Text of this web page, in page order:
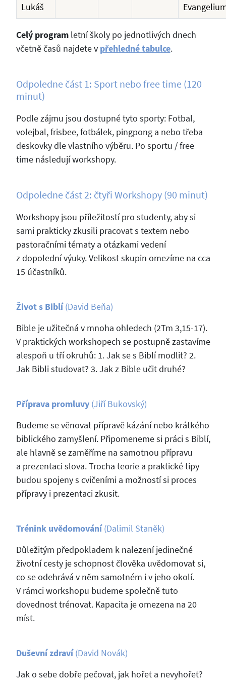
Lukáš
Celý programletní školy po jednotlivých dnech
včetně časů najdete v přehledné tabulce.
Odpoledne část 1: Sport nebo free time (120
minut)
Podle zájmu jsou dostupné tyto sporty: Fotbal,
volejbal, frisbee, fotbálek, pingpong a nebo třeba
deskovky dle vlastního výběru. Po sportu / free
time následují workshopy.
Odpoledne část 2: čtyři Workshopy (90 minut)
Workshopy jsou příležitostí pro studenty, aby si
sami prakticky zkusili pracovat s textem nebo
pastoračními tématy a otázkami vedení
z dopolední výuky. Velikost skupin omezíme na cca
15 účastníků.
Život s Biblí(David Beňa)
Bible je užitečná v mnoha ohledech (2Tm 3,15-17).
V praktických workshopech se postupně zastavíme
alespoň u tří okruhů: 1. Jak se s Biblí modlit? 2.
Jak Bibli studovat? 3. Jak z Bible učit druhé?
Příprava promluvy(Jiří Bukovský)
Budeme se věnovat přípravě kázání nebo krátkého
biblického zamyšlení. Připomeneme si práci s Biblí,
ale hlavně se zaměříme na samotnou přípravu
a prezentaci slova. Trocha teorie a praktické tipy
budou spojeny s cvičeními a možností si proces
přípravy i prezentaci zkusit.
Trénink uvědomování(Dalimil Staněk)
Důležitým předpokladem k nalezení jedinečné
životní cesty je schopnost člověka uvědomovat si,
co se odehrává v něm samotném i v jeho okolí.
V rámci workshopu budeme společně tuto
dovednost trénovat. Kapacita je omezena na 20
míst.
Duševní zdraví(David Novák)
Jak o sebe dobře pečovat, jak hořet a nevyhořet?